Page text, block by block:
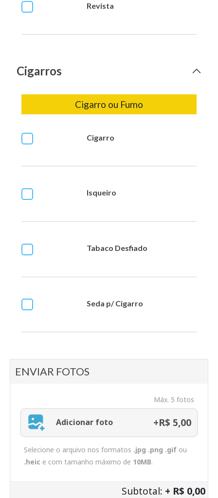
Revista
Cigarros
Cigarro ou Fumo
Cigarro
Isqueiro
Tabaco Desfiado
Seda p/ Cigarro
ENVIAR FOTOS
Máx. 5 fotos
Adicionar foto +R$ 5,00
Selecione o arquivo nos formatos .jpg .png .gif ou
.heic e com tamanho máximo de 10MB.
Subtotal: + R$ 0,00